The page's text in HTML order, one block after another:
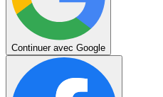
Continuer avec Google